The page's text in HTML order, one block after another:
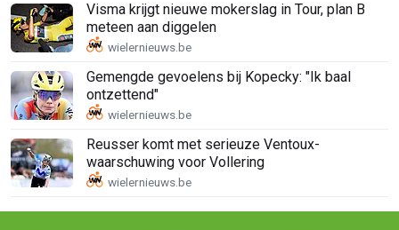
Visma krijgt nieuwe mokerslag in Tour, plan B
meteen aan diggelen
Gemengde gevoelens bij Kopecky: "Ik baal
ontzettend"
Reusser komt met serieuze Ventoux-
waarschuwing voor Vollering